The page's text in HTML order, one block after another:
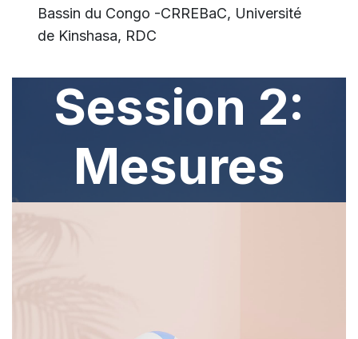
Bassin du Congo -CRREBaC, Université
de Kinshasa, RDC
Session 2:
Mesures